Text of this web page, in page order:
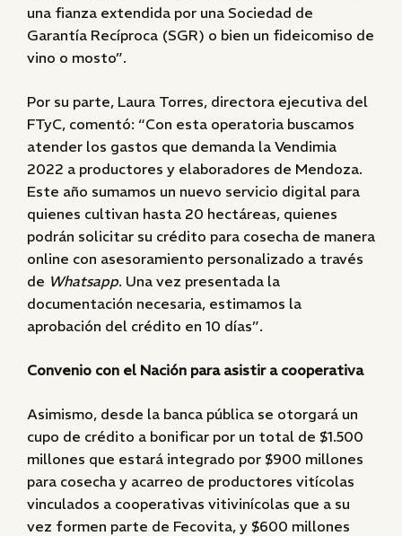
una fianza extendida por una Sociedad de
Garantía Recíproca (SGR) o bien un fideicomiso de
vino o mosto”.
Por su parte, Laura Torres, directora ejecutiva del
FTyC, comentó: “Con esta operatoria buscamos
atender los gastos que demanda la Vendimia
2022 a productores y elaboradores de Mendoza.
Este año sumamos un nuevo servicio digital para
quienes cultivan hasta 20 hectáreas, quienes
podrán solicitar su crédito para cosecha de manera
online con asesoramiento personalizado a través
de Whatsapp. Una vez presentada la
documentación necesaria, estimamos la
aprobación del crédito en 10 días”.
Convenio con el Nación para asistir a cooperativa
Asimismo, desde la banca pública se otorgará un
cupo de crédito a bonificar por un total de $1.500
millones que estará integrado por $900 millones
para cosecha y acarreo de productores vitícolas
vinculados a cooperativas vitivinícolas que a su
vez formen parte de Fecovita, y $600 millones